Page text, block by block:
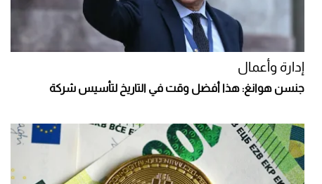
إدارة وأعمال
جنسن هوانغ: هذا أفضل وقت في التاريخ لتأسيس شركة